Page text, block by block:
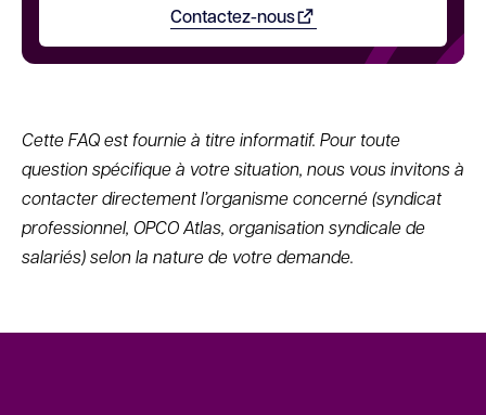
Contactez-nousOuvrir dans un nouvel onglet
Cette FAQ est fournie à titre informatif. Pour toute
question spécifique à votre situation, nous vous invitons à
contacter directement l’organisme concerné (syndicat
professionnel, OPCO Atlas, organisation syndicale de
salariés) selon la nature de votre demande.